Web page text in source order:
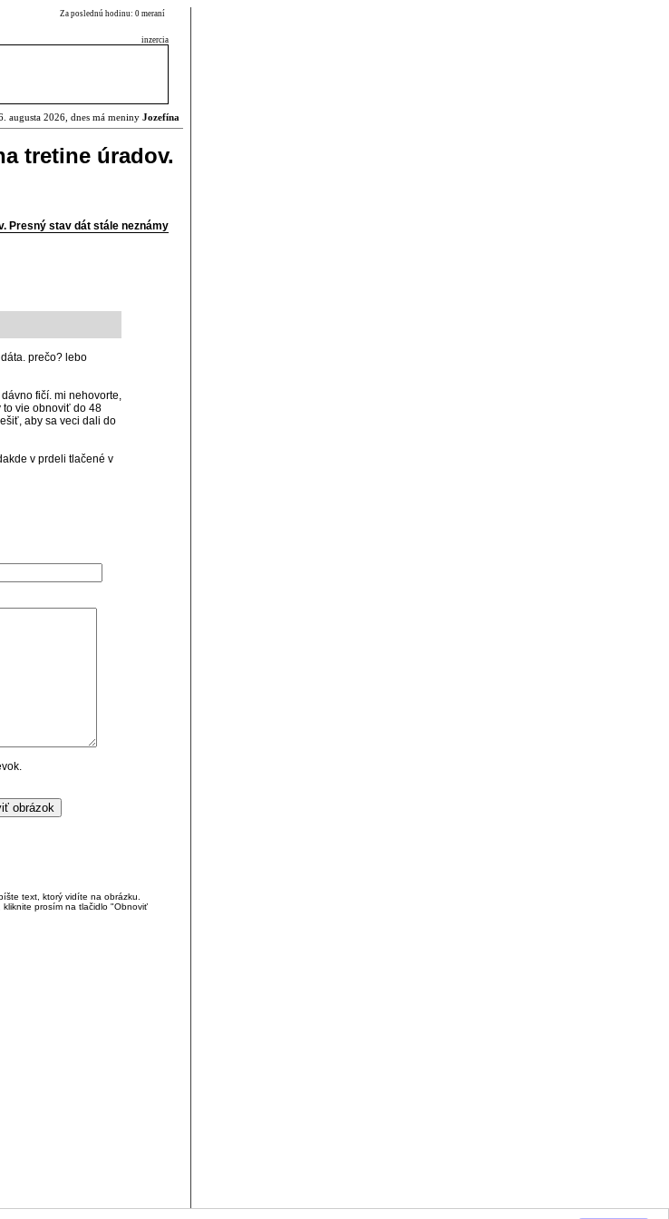
Za poslednú hodinu: 0 meraní
inzercia
augusta 2026, dnes má meniny Jozefína
tretine úradov.
Presný stav dát stále neznámy
prečo? lebo
fičí. mi nehovorte,
to vie obnoviť do 48
aby sa veci dali do
v prdeli tlačené v
text, ktorý vidíte na obrázku.
prosím na tlačidlo "Obnoviť